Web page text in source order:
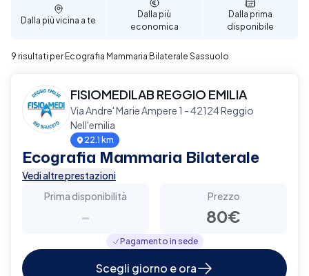
prenotazione semplice e veloce. Prenota ora
un'Ecografia Mammaria Bilaterale a Sassuolo con
affidabile della tua salute mammaria.
Dalla più vicina a te
Dalla più
economica
Dalla prima
disponibile
9 risultati per Ecografia Mammaria Bilaterale Sassuolo
FISIOMEDILAB REGGIO EMILIA
Via Andre' Marie Ampere 1 - 42124 Reggio
Nell'emilia
22.1 km
Ecografia Mammaria Bilaterale
Vedi altre prestazioni
Prima disponibilità
-
Prezzo
80€
Pagamento in sede
Scegli giorno e ora